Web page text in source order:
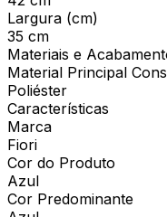
Largura (cm)
35 cm
Materiais e
Material Principal
Poliéster
Características
Marca
Fiori
Cor do Produto
Azul
Cor Predominante